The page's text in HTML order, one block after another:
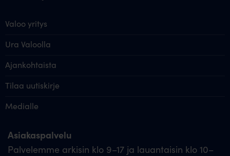
Valoo yritys
Ura Valoolla
Ajankohtaista
Tilaa uutiskirje
Medialle
Asiakaspalvelu
Palvelemme arkisin klo 9–17 ja lauantaisin klo 10–